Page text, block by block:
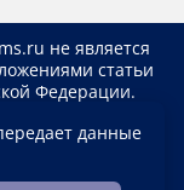
не является
статьи
Федерации.
ropesystems.ru.
могут
сайте.
данные